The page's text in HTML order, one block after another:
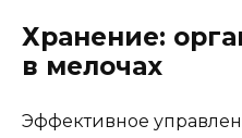
Хранение:
в мелочах
Эффективное